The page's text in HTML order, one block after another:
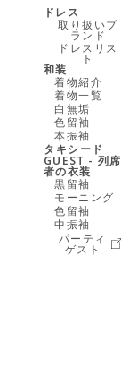
ドレス
取り扱いブ
ランド
ドレスリス
ト
和装
着物紹介
着物一覧
白無垢
色留袖
本振袖
タキシード
GUEST - 列席
者の衣装
黒留袖
モーニング
色留袖
中振袖
パーティ
ゲスト